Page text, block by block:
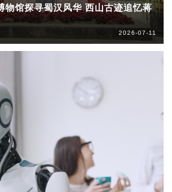
物馆探寻蜀汉风华 西山古迹追忆蒋
2026-07-11